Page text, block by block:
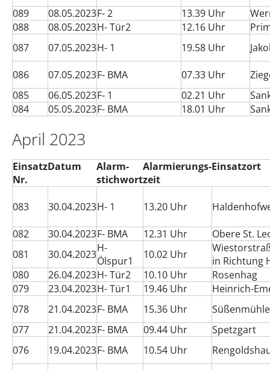
089
08.05.2023F- 2 13.39 Uhr
088
08.05.2023H- Tür2 12.16 Uhr
087
07.05.2023H- 1 19.58 Uhr
086 07.05.2023F- BMA 07.33 Uhr
085
06.05.2023F- 1 02.21 Uhr
084
05.05.2023F- BMA 18.01 Uhr
April 2023
Einsatz
Nr.
Datum
Alarm-
stichwort
Alarmierungs-
zeit
Einsatzort
083 30.04.2023H- 1 13.20 Uhr
082 30.04.2023F- BMA 12.31 Uhr
Obere St.
081
30.04.2023H-
Ölspur1
10.02 Uhr
in Richtung
080
26.04.2023H- Tür2 10.10 Uhr
Rosenhag
079
23.04.2023H- Tür1 19.46 Uhr
Heinrich-
078
21.04.2023F- BMA 15.36 Uhr
Süßenmühle
077
21.04.2023F- BMA 09.44 Uhr
Spetzgart
076
19.04.2023F- BMA 10.54 Uhr